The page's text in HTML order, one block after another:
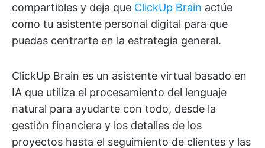
compartibles y deja que ClickUp Brain actúe
como tu asistente personal digital para que
puedas centrarte en la estrategia general.
ClickUp Brain es un asistente virtual basado en
IA que utiliza el procesamiento del lenguaje
natural para ayudarte con todo, desde la
gestión financiera y los detalles de los
proyectos hasta el seguimiento de clientes y las